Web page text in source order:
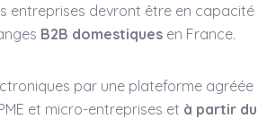
entreprises devront être en capacité
B2B domestiques en France.
par une plateforme
et micro-entreprises et à partir